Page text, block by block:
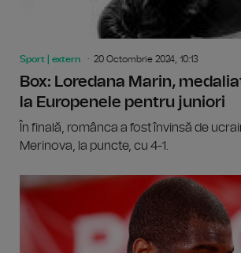
Sport | extern 20 Octombrie 2024, 10:13
Box: Loredana Marin,
la Europenele pentru juniori
În finală, românca a fost învinsă de
Merinova, la puncte, cu 4-1.